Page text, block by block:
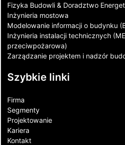
Fizyka Budowli & Doradztwo
Inżynieria mostowa
Modelowanie informacji o budynku
Inżynieria instalacji technicznych
przeciwpożarowa)
Zarządzanie projektem i nadzór
Szybkie linki
Firma
Segmenty
Projektowanie
Kariera
Kontakt​